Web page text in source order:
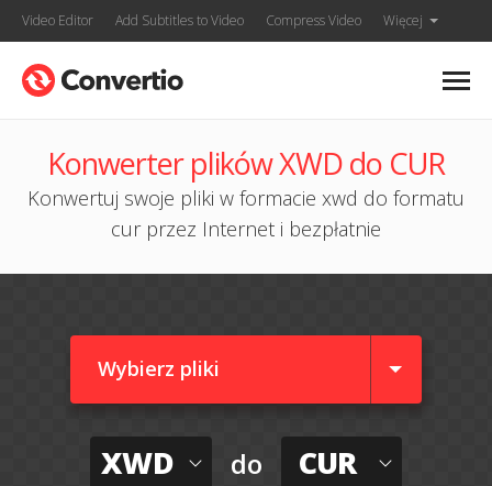
Video Editor Add Subtitles to Video Compress Video Więcej
Konwerter plików XWD do CUR
Konwertuj swoje pliki w formacie xwd do formatu
cur przez Internet i bezpłatnie
Wybierz pliki
XWD do CUR